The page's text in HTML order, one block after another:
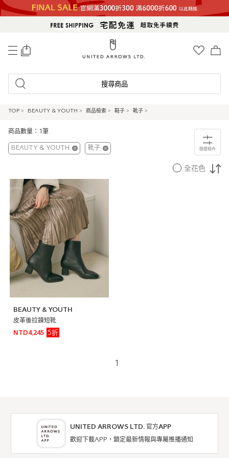
搜尋商品
TOP > BEAUTY & YOUTH > 商品檢索 > 鞋子 > 靴子 >
商品數量：1筆
篩選條件
BEAUTY & YOUTH 靴子
全花色
BEAUTY & YOUTH
皮革後拉鍊短靴
NTD4,245
5折
1
UNITED ARROWS LTD. 官方APP
歡迎下載APP，鎖定最新情報與專屬推播通知